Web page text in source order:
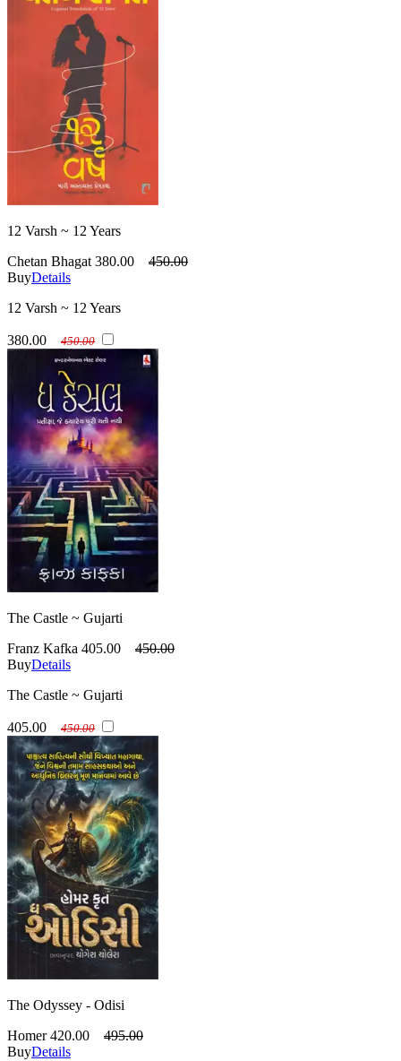
12 Varsh ~ 12 Years
Chetan Bhagat 380.00
450.00
BuyDetails
12 Varsh ~ 12 Years
380.00 450.00
The Castle ~ Gujarti
Franz Kafka 405.00
450.00
BuyDetails
The Castle ~ Gujarti
405.00 450.00
The Odyssey - Odisi
Homer 420.00
495.00
BuyDetails